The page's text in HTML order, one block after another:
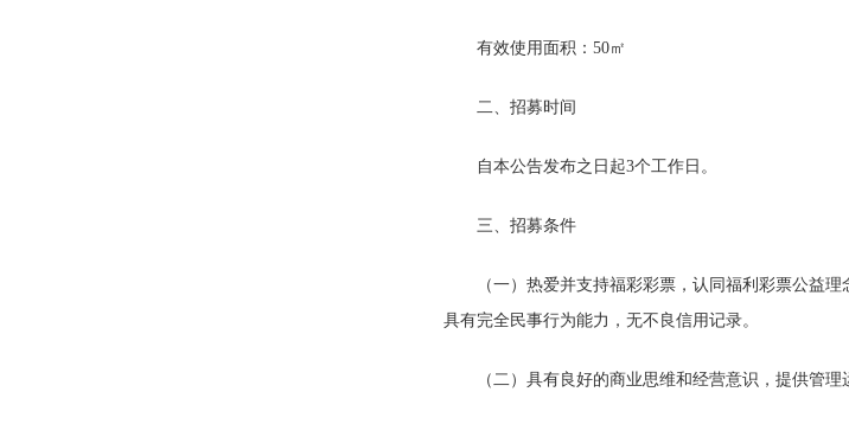
有效使用面积：50㎡
二、招募时间
自本公告发布之日起3个工作日。
三、招募条件
（一）热爱并支持福彩彩票，认同福利彩票公益
具有完全民事行为能力，无不良信用记录。
（二）具有良好的商业思维和经营意识，提供管